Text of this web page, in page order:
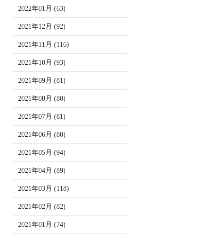
2022年01月 (63)
2021年12月 (92)
2021年11月 (116)
2021年10月 (93)
2021年09月 (81)
2021年08月 (80)
2021年07月 (81)
2021年06月 (80)
2021年05月 (94)
2021年04月 (89)
2021年03月 (118)
2021年02月 (82)
2021年01月 (74)